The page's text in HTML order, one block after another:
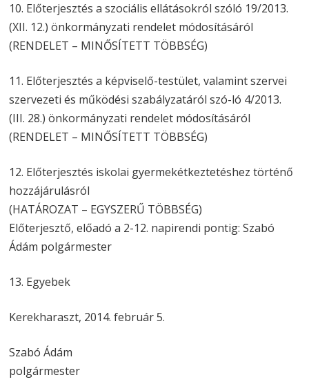
10. Előterjesztés a szociális ellátásokról szóló 19/2013.
(XII. 12.) önkormányzati rendelet módosításáról
(RENDELET – MINŐSÍTETT TÖBBSÉG)
11. Előterjesztés a képviselő-testület, valamint szervei
szervezeti és működési szabályzatáról szó-ló 4/2013.
(III. 28.) önkormányzati rendelet módosításáról
(RENDELET – MINŐSÍTETT TÖBBSÉG)
12. Előterjesztés iskolai gyermekétkeztetéshez történő
hozzájárulásról
(HATÁROZAT – EGYSZERŰ TÖBBSÉG)
Előterjesztő, előadó a 2-12. napirendi pontig: Szabó
Ádám polgármester
13. Egyebek
Kerekharaszt, 2014. február 5.
Szabó Ádám
polgármester